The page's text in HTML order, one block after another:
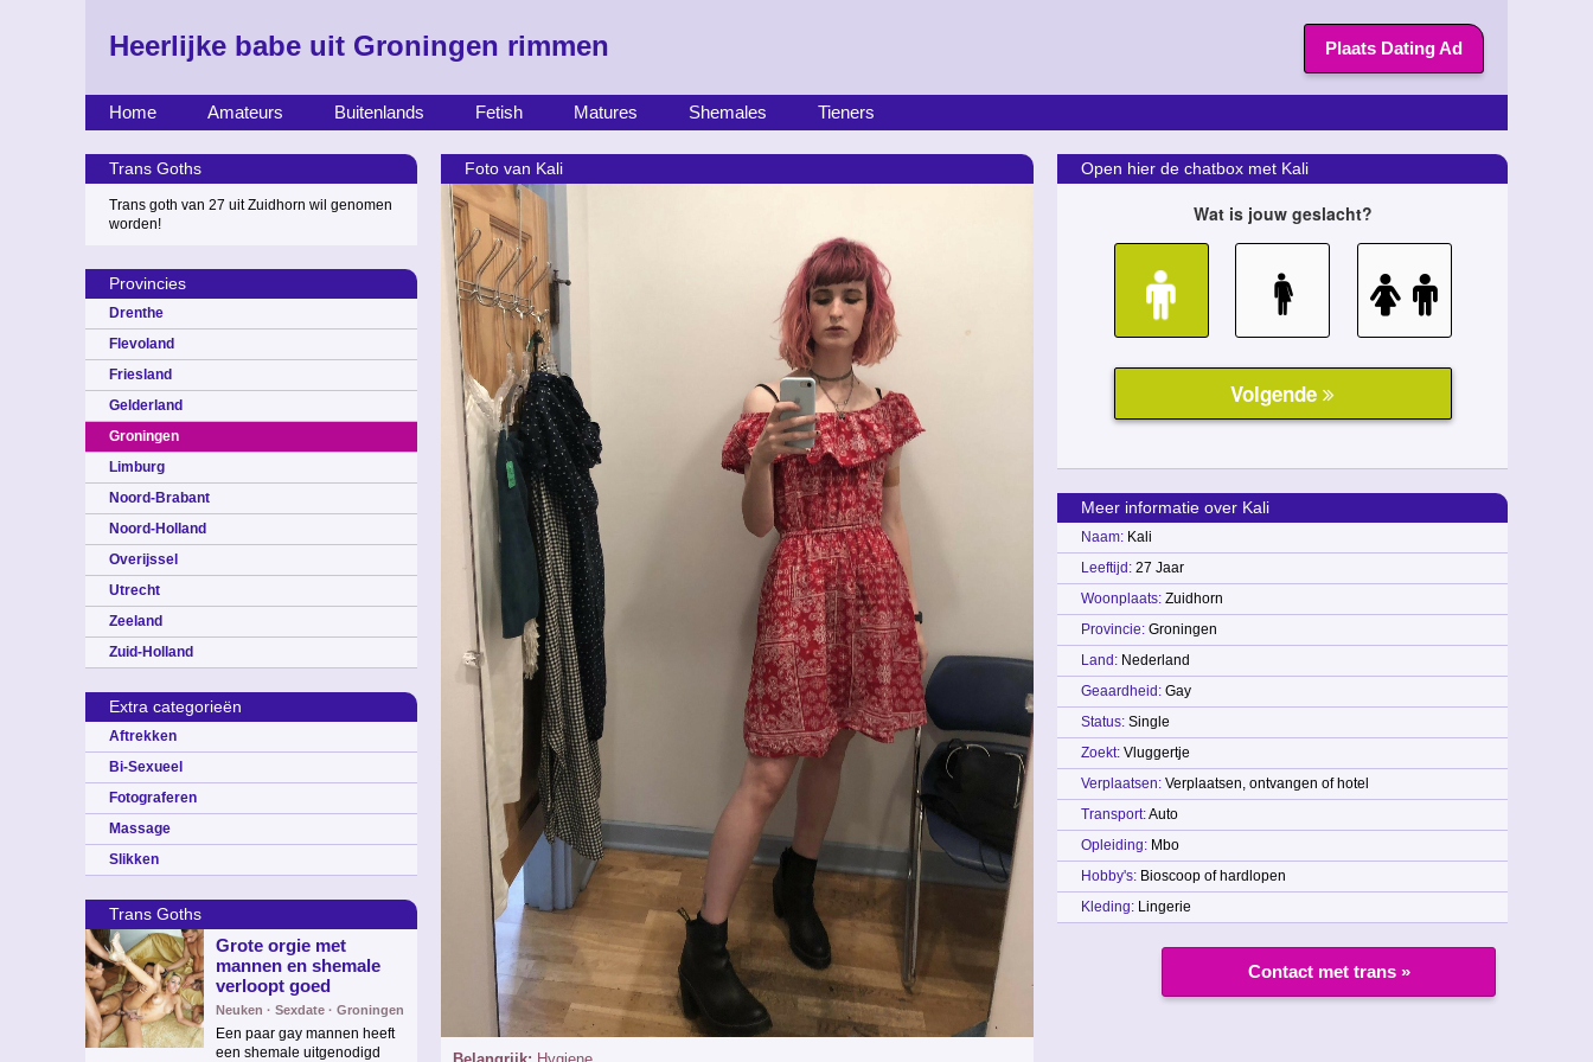
Plaats Dating Ad
Heerlijke babe uit Groningen rimmen
Home Amateurs Buitenlands Fetish Matures Shemales Tieners
Trans Goths
Trans goth van 27 uit Zuidhorn wil genomen
worden!
Provincies
Drenthe
Flevoland
Friesland
Gelderland
Groningen
Limburg
Noord-Brabant
Noord-Holland
Overijssel
Utrecht
Zeeland
Zuid-Holland
Extra categorieën
Aftrekken
Bi-Sexueel
Fotograferen
Massage
Slikken
Trans Goths
Grote orgie met
mannen en shemale
verloopt goed
Neuken · Sexdate · Groningen
Een paar gay mannen heeft
een shemale uitgenodigd
Foto van Kali Open hier de chatbox met Kali
Meer informatie over Kali
Naam: Kali
Leeftijd: 27 Jaar
Woonplaats: Zuidhorn
Provincie: Groningen
Land: Nederland
Geaardheid: Gay
Status: Single
Zoekt: Vluggertje
Verplaatsen: Verplaatsen, ontvangen of hotel
Transport:Auto
Opleiding: Mbo
Hobby's: Bioscoop of hardlopen
Kleding: Lingerie
Contact met trans »